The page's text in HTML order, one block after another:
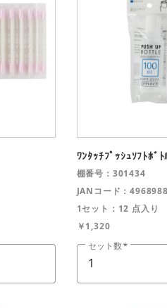
ﾜﾝﾀｯﾁﾌﾟｯｼｭｿﾌﾄﾎ
棚番号：301434
JANコード：
1セット：12 点入り
￥1,320
セット数